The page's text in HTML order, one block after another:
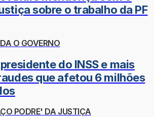
sobre o trabalho da PF
O GOVERNO
do INSS e mais
que afetou 6 milhões
PODRE' DA JUSTIÇA